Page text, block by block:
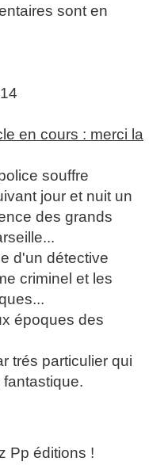
sont en
en cours : merci la
souffre
jour et nuit un
des grands
d'un détective
criminel et les
époques des
trés particulier qui
Pp éditions !